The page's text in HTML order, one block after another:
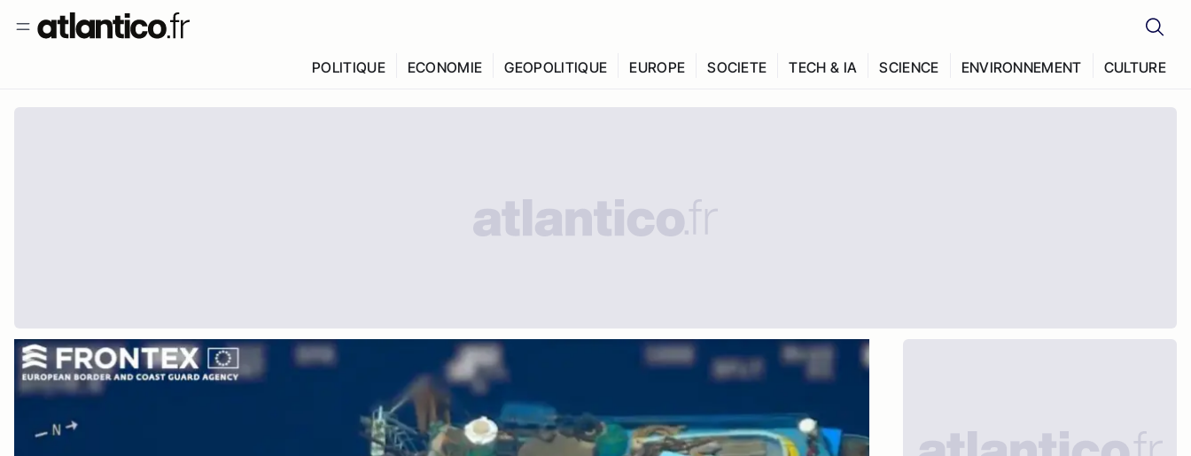
POLITIQUE ECONOMIE GEOPOLITIQUE EUROPE SOCIETE TECH & IA SCIENCE ENVIRONNEMENT CULTURE